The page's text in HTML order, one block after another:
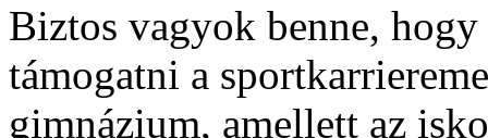
Biztos vagyok benne,
támogatni a
gimnázium, amellett az